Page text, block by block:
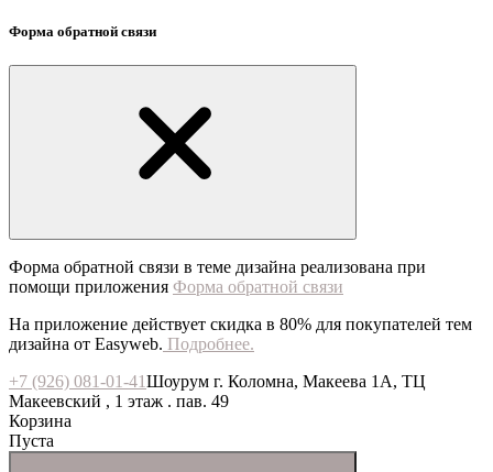
Форма обратной связи
Форма обратной связи в теме дизайна реализована при
помощи приложения Форма обратной связи
На приложение действует скидка в 80% для покупателей тем
дизайна от Easyweb. Подробнее.
+7 (926) 081-01-41Шоурум г. Коломна, Макеева 1А, ТЦ
Макеевский , 1 этаж . пав. 49
Корзина
Пуста